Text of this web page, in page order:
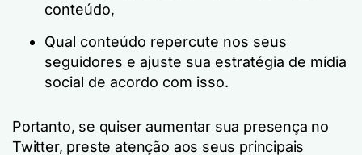
conteúdo,
Qual conteúdo repercute nos seus
seguidores e ajuste sua estratégia de mídia
social de acordo com isso.
Portanto, se quiser aumentar sua presença no
Twitter, preste atenção aos seus principais